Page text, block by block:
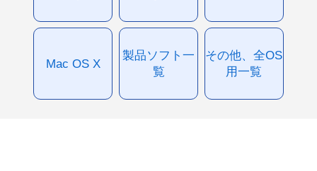
Mac OS X
製品ソフト一
覧
その他、全OS
用一覧